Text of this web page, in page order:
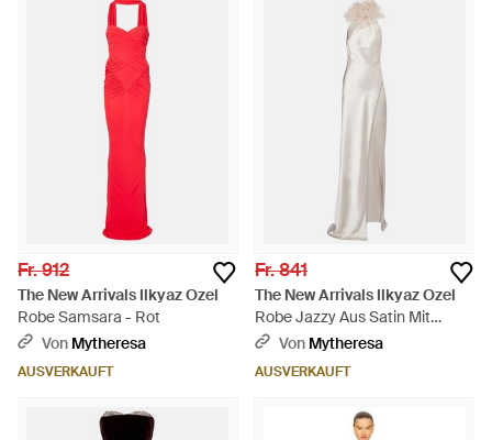
Fr. 912
The New Arrivals Ilkyaz Ozel
Robe Samsara - Rot
Von Mytheresa
AUSVERKAUFT
Fr. 841
The New Arrivals Ilkyaz Ozel
Robe Jazzy Aus Satin Mit
Federn - Weiß
Von Mytheresa
AUSVERKAUFT